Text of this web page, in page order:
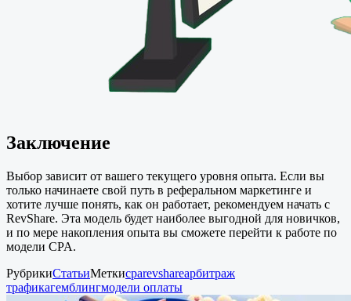
Заключение
Выбор зависит от вашего текущего уровня опыта. Если вы
только начинаете свой путь в реферальном маркетинге и
хотите лучше понять, как он работает, рекомендуем начать с
RevShare. Эта модель будет наиболее выгодной для новичков,
и по мере накопления опыта вы сможете перейти к работе по
модели CPA.
РубрикиСтатьиМеткиcparevshareарбитраж
трафикагемблингмодели оплаты